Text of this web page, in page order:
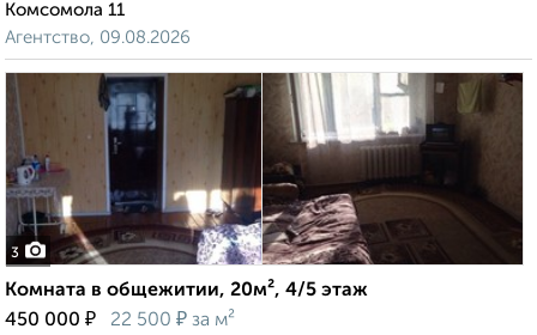
Комсомола 11
Агентство, 09.08.2026
3
Комната в общежитии, 20м², 4/5 этаж
450 000 ₽ 22 500 ₽ за м²